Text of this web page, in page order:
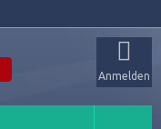
Anmelden